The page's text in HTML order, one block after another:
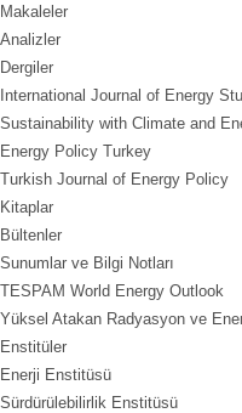
Makaleler
Analizler
Dergiler
International Journal of Energy
Sustainability with Climate and
Energy Policy Turkey
Turkish Journal of Energy Policy
Kitaplar
Bültenler
Sunumlar ve Bilgi Notları
TESPAM World Energy Outlook
Yüksel Atakan Radyasyon ve
Enstitüler
Enerji Enstitüsü
Sürdürülebilirlik Enstitüsü